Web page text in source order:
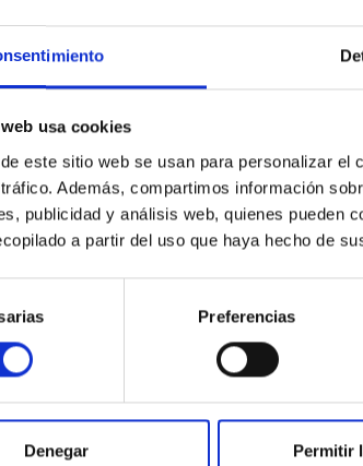
usa cookies
este sitio web se usan para personalizar
Además, compartimos información
publicidad y análisis web, quienes pueden
a partir del uso que haya hecho de
Preferencias
Denegar Permitir